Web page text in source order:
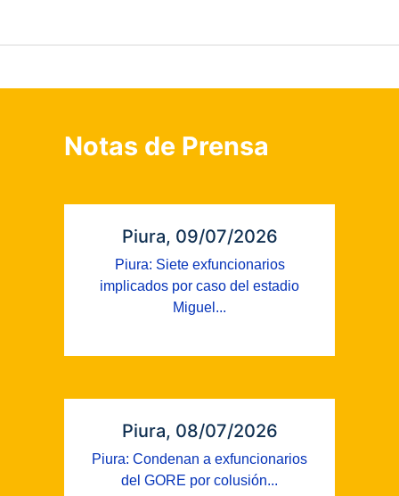
Notas de Prensa
Piura, 09/07/2026
Piura: Siete exfuncionarios
implicados por caso del estadio
Miguel...
Piura, 08/07/2026
Piura: Condenan a exfuncionarios
del GORE por colusión...